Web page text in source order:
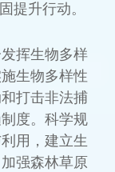
提升行动。
挥生物多样
生物多样性
打击非法捕
度。科学规
用，建立生
强森林草原